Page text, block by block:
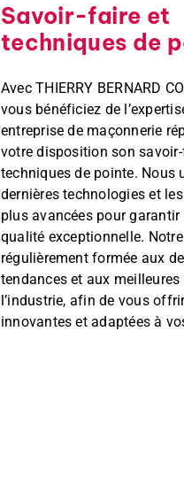
Savoir-faire et
techniques de
Avec THIERRY BERNARD
vous bénéficiez de
entreprise de maçonnerie
votre disposition son
techniques de pointe. Nous
dernières technologies et
plus avancées pour
qualité exceptionnelle.
régulièrement formée aux
tendances et aux
l’industrie, afin de vous
innovantes et adaptées à